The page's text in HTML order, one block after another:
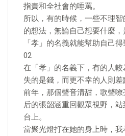
指責和全社會的唾罵。
所以，有的時候，一些不理
的想法，無論自己想要什麼
「孝」的名義就能幫助自己得
02
在「孝」的名義下，有的人
失的是錢，而更不幸的人則差
前年，那個聲音清甜，歌聲
后的張韶涵重回觀眾視野，
台上。
當聚光燈打在她的身上時，